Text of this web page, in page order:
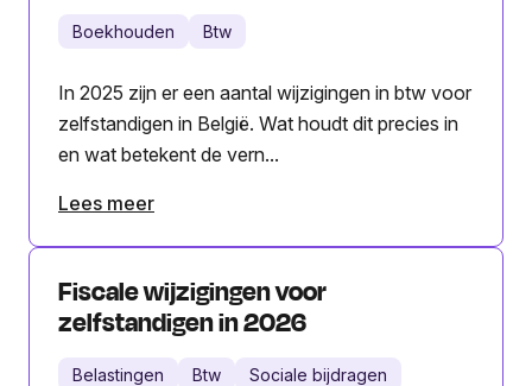
Boekhouden Btw
In 2025 zijn er een aantal wijzigingen in btw voor
zelfstandigen in België. Wat houdt dit precies in
en wat betekent de vern...
Lees meer
Fiscale wijzigingen voor
zelfstandigen in 2026
Belastingen Btw Sociale bijdragen